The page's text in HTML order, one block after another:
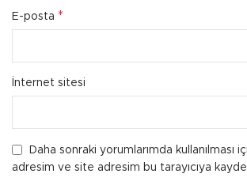
E-posta *
İnternet sitesi
Daha sonraki yorumlarımda kullanılması
adresim ve site adresim bu tarayıcıya